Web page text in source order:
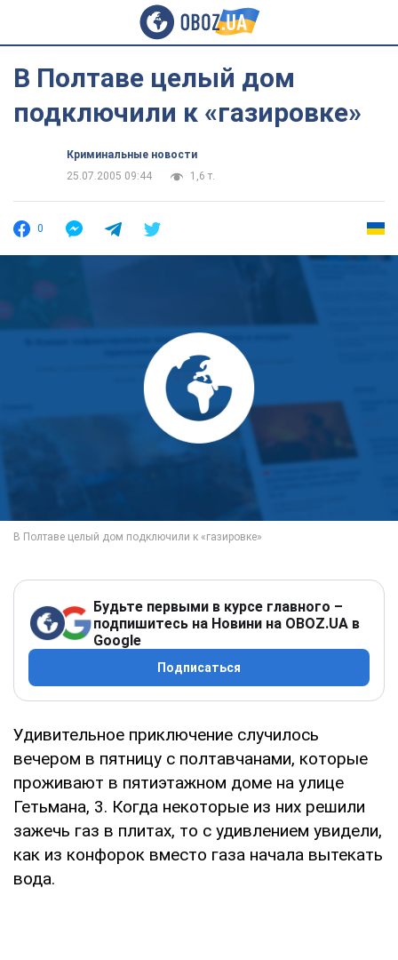
В Полтаве целый дом
подключили к «газировке»
Криминальные новости
25.07.2005 09:44
1,6 т.
0
Будьте первыми в курсе главного –
подпишитесь на Новини на OBOZ.UA в
Google
Подписаться
Удивительное приключение случилось
вечером в пятницу с полтавчанами, которые
проживают в пятиэтажном доме на улице
Гетьмана, 3. Когда некоторые из них решили
зажечь газ в плитах, то с удивлением увидели,
как из конфорок вместо газа начала вытекать
вода.